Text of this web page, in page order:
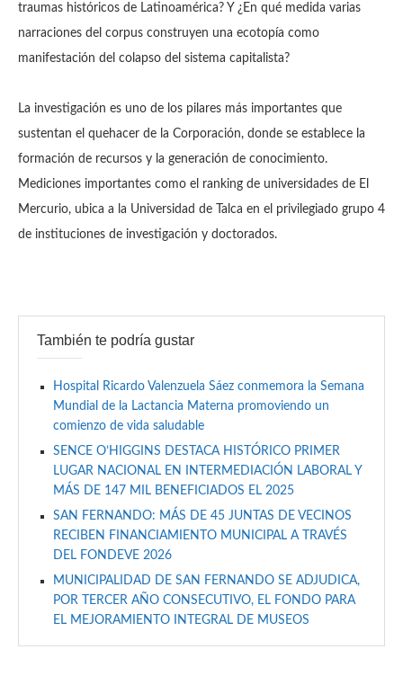
traumas históricos de Latinoamérica? Y ¿En qué medida varias
narraciones del corpus construyen una ecotopía como
manifestación del colapso del sistema capitalista?
La investigación es uno de los pilares más importantes que
sustentan el quehacer de la Corporación, donde se establece la
formación de recursos y la generación de conocimiento.
Mediciones importantes como el ranking de universidades de El
Mercurio, ubica a la Universidad de Talca en el privilegiado grupo 4
de instituciones de investigación y doctorados.
También te podría gustar
Hospital Ricardo Valenzuela Sáez conmemora la Semana
Mundial de la Lactancia Materna promoviendo un
comienzo de vida saludable
SENCE O’HIGGINS DESTACA HISTÓRICO PRIMER
LUGAR NACIONAL EN INTERMEDIACIÓN LABORAL Y
MÁS DE 147 MIL BENEFICIADOS EL 2025
SAN FERNANDO: MÁS DE 45 JUNTAS DE VECINOS
RECIBEN FINANCIAMIENTO MUNICIPAL A TRAVÉS
DEL FONDEVE 2026
MUNICIPALIDAD DE SAN FERNANDO SE ADJUDICA,
POR TERCER AÑO CONSECUTIVO, EL FONDO PARA
EL MEJORAMIENTO INTEGRAL DE MUSEOS